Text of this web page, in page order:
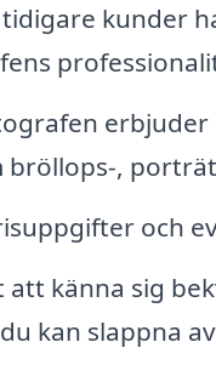
tidigare kunder
bröllops-,
och
att känna sig
kan slappna